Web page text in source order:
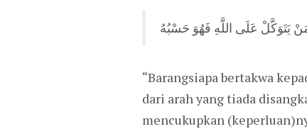
“Barangsiapa bertakwa
dari arah yang tiada
mencukupkan